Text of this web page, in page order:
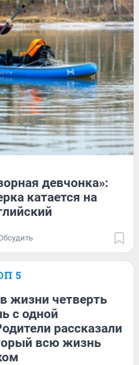
девчонка»:
катается на
5
жизни четверть
с одной
рассказали
всю жизнь